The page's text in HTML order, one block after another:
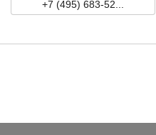
+7 (495) 683-52...